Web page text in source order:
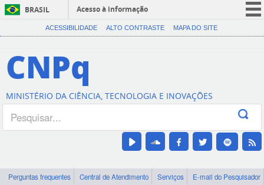
BRASIL
Acesso à informação
CORONAVÍRUS (COVID-19)
Canais
ACESSIBILIDADE ALTO CONTRASTE MAPA DO SITE
CNPq
MINISTÉRIO DA CIÊNCIA, TECNOLOGIA E INOVAÇÕES
Perguntas frequentes Central de Atendimento Serviços
E-mail do Pesquisador